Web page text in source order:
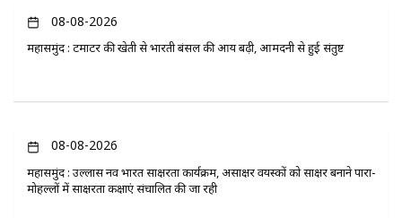
08-08-2026
महासमुंद : टमाटर की खेती से भारती बंसल की आय बढ़ी, आमदनी से हुई संतुष्ट
08-08-2026
महासमुंद : उल्लास नव भारत साक्षरता कार्यक्रम, असाक्षर वयस्कों को साक्षर बनाने पारा-
मोहल्लों में साक्षरता कक्षाएं संचालित की जा रही